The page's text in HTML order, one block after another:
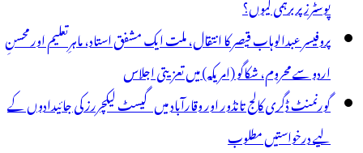
پروفیسر عبدالوہاب قیصر کا انتقال، ملت ایک مشفق استاد، ماہرِتعلیم اور محسنِ
اردو سے محروم، شکاگو (امریکہ) میں تعزیتی اجلاس
گورنمنٹ ڈگری کالج تانڈور اور وقارآباد میں گیسٹ لیکچررز کی جائیدادوں کے
لیے درخواستیں مطلوب